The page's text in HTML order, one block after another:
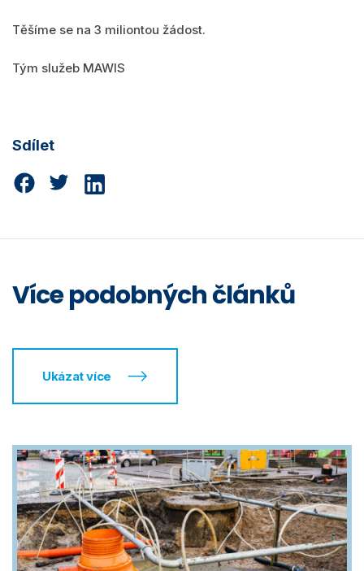
Těšíme se na 3 miliontou žádost.
Tým služeb MAWIS
Sdílet
Více podobných článků
Ukázat více